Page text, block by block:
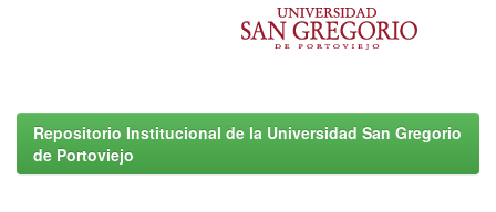
Repositorio Institucional de la Universidad San Gregorio
de Portoviejo